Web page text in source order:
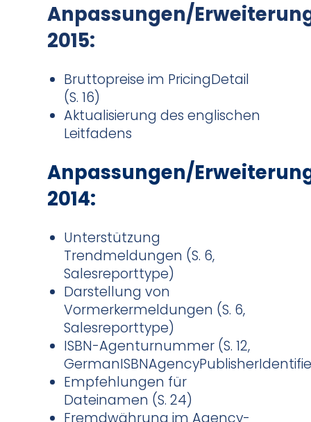
Anpassungen/
2015:
Bruttopreise im PricingDetail
(S. 16)
Aktualisierung des englischen
Leitfadens
Anpassungen/
2014:
Unterstützung
Trendmeldungen (S. 6,
Salesreporttype)
Darstellung von
Vormerkermeldungen (S. 6,
Salesreporttype)
ISBN-Agenturnummer (S. 12,
Empfehlungen für
Dateinamen (S. 24)